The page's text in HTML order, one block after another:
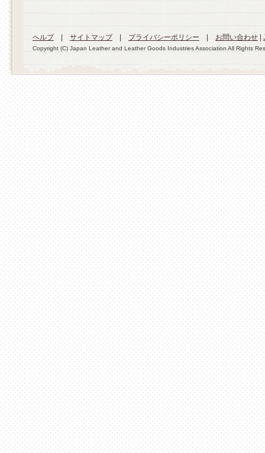
ヘルプ| サイトマップ| プライバシーポリシー お問い合わせ
Copyright (C) Japan Leather and Leather Goods Industries Association All Rights